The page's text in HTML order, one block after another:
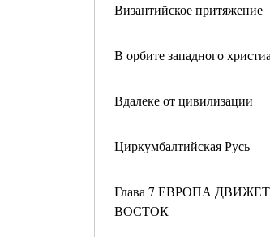
Византийское притяжение
В орбите западного
Вдалеке от цивилизации
Циркумбалтийская Русь
Глава 7 ЕВРОПА
ВОСТОК